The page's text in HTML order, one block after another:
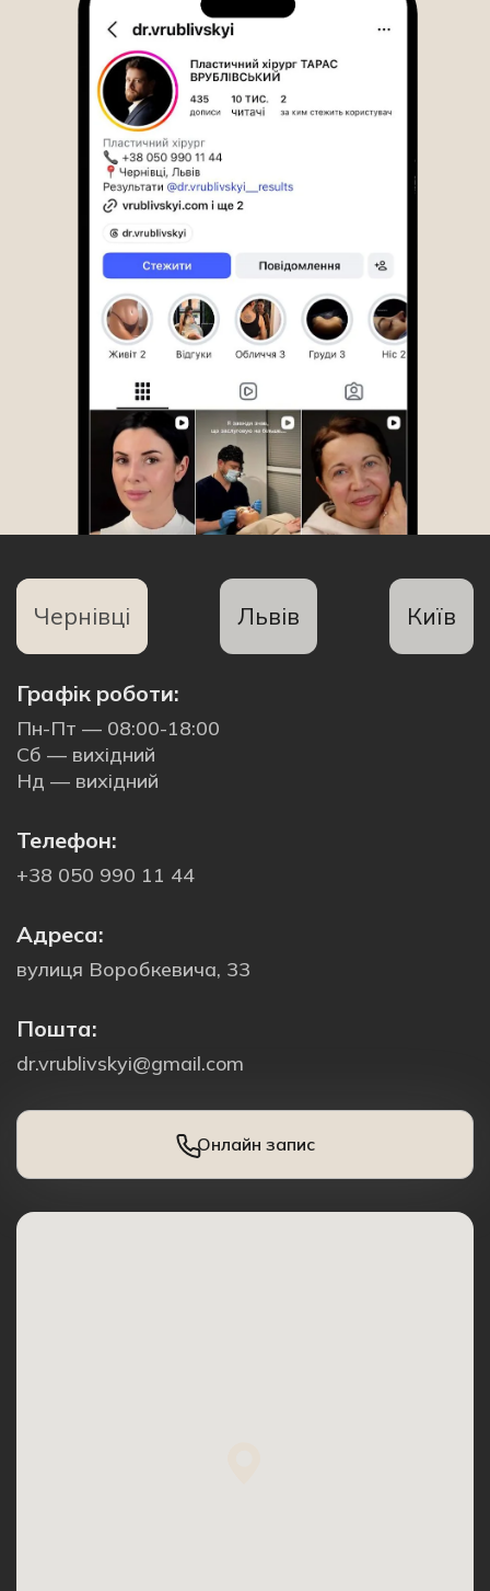
Чернівці Львів Київ
Графік роботи:
Пн-Пт — 08:00-18:00
Сб — вихідний
Нд — вихідний
Телефон:
+38 050 990 11 44
Адреса:
вулиця Воробкевича, 33
Пошта:
dr.vrublivskyi@gmail.com
Онлайн запис